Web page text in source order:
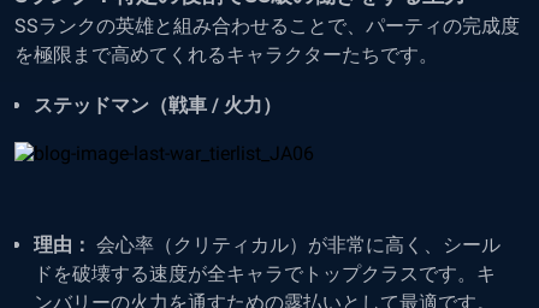
SSランクの英雄と組み合わせることで、パーティの完成度
を極限まで高めてくれるキャラクターたちです。
ステッドマン（戦車 / 火力）
理由： 会心率（クリティカル）が非常に高く、シール
ドを破壊する速度が全キャラでトップクラスです。キ
ンバリーの火力を通すための露払いとして最適です。